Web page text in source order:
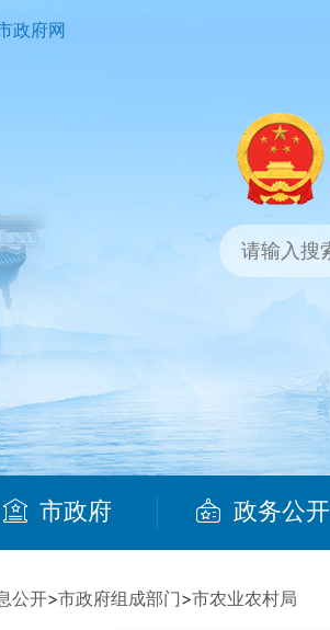
政府网
市政府 政务公开
公开>市政府组成部门>市农业农村局